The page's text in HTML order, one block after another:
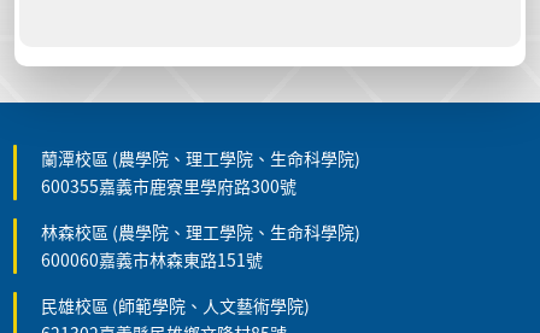
蘭潭校區 (農學院、理工學院、生命科學院)
600355嘉義市鹿寮里學府路300號
林森校區 (農學院、理工學院、生命科學院)
600060嘉義市林森東路151號
民雄校區 (師範學院、人文藝術學院)